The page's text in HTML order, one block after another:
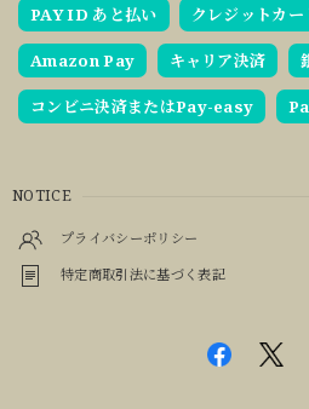
PAY ID あと払い
クレジットカー
Amazon Pay キャリア決済
コンビニ決済またはPay-easy
NOTICE
プライバシーポリシー
特定商取引法に基づく表記